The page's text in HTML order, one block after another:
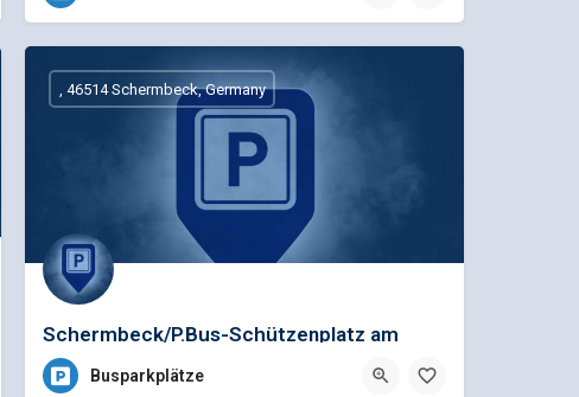
Schermbeck/P.Bus-Schützenplatz am
Rath
, 46514 Schermbeck, Germany
Busparkplätze